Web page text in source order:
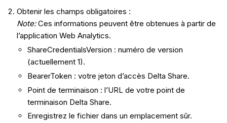
Obtenir les champs obligatoires :
Note:Ces informations peuvent être obtenues à partir de
l’application Web Analytics.
ShareCredentialsVersion : numéro de version
(actuellement 1).
BearerToken : votre jeton d’accès Delta Share.
Point de terminaison : l’URL de votre point de
terminaison Delta Share.
Enregistrez le fichier dans un emplacement sûr.